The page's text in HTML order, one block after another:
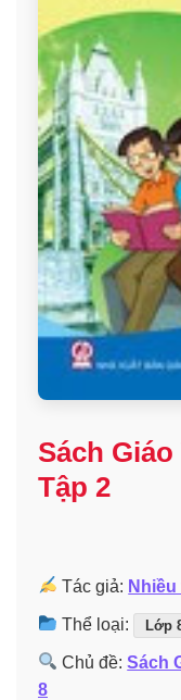
Sách
Tập 2
Tác giả:
Thể loại: Lớp
Chủ đề:Sách
8